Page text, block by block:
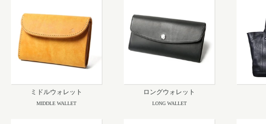
ミドルウォレット
MIDDLE WALLET
ロングウォレット
LONG WALLET